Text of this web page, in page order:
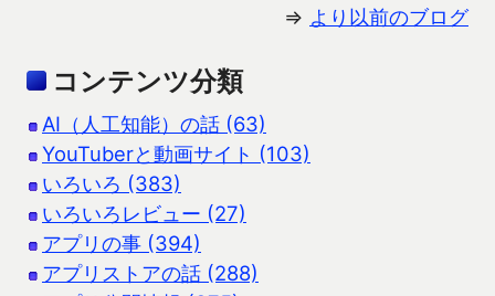
⇒ より以前のブログ
コンテンツ分類
AI（人工知能）の話 (63)
YouTuberと動画サイト (103)
いろいろ (383)
いろいろレビュー (27)
アプリの事 (394)
アプリストアの話 (288)